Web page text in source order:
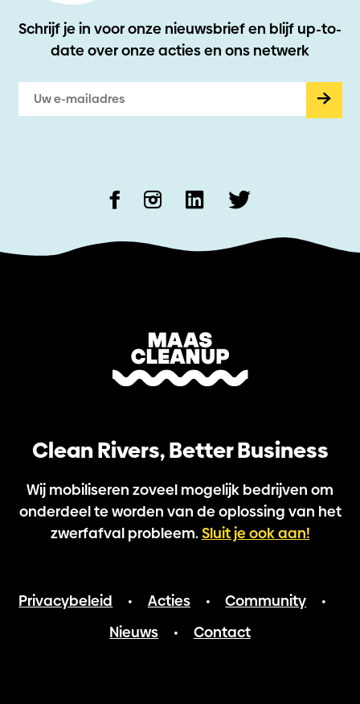
Schrijf je in voor onze nieuwsbrief en blijf up-to-
dateover onze acties en ons netwerk
Clean Rivers, Better Business
Wij mobiliseren zoveel mogelijk bedrijven om
onderdeel te worden van de oplossing van het
zwerfafval probleem.Sluit je ook aan!
Privacybeleid • Acties • Community •
Nieuws • Contact